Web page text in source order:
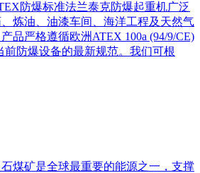
防爆标准法兰泰克防爆起重机广泛
炼油、油漆车间、海洋工程及天然气
品严格遵循欧洲ATEX 100a (94/9/CE)
前防爆设备的最新规范。我们可根
煤矿是全球最重要的能源之一，支撑